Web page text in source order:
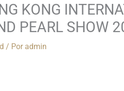
KONG
PEARL
/ Por admin